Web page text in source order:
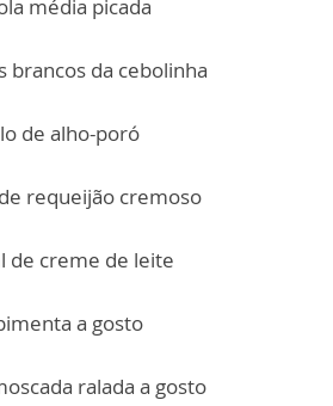
média picada
brancos da cebolinha
de alho-poró
requeijão cremoso
de creme de leite
a gosto
ralada a gosto